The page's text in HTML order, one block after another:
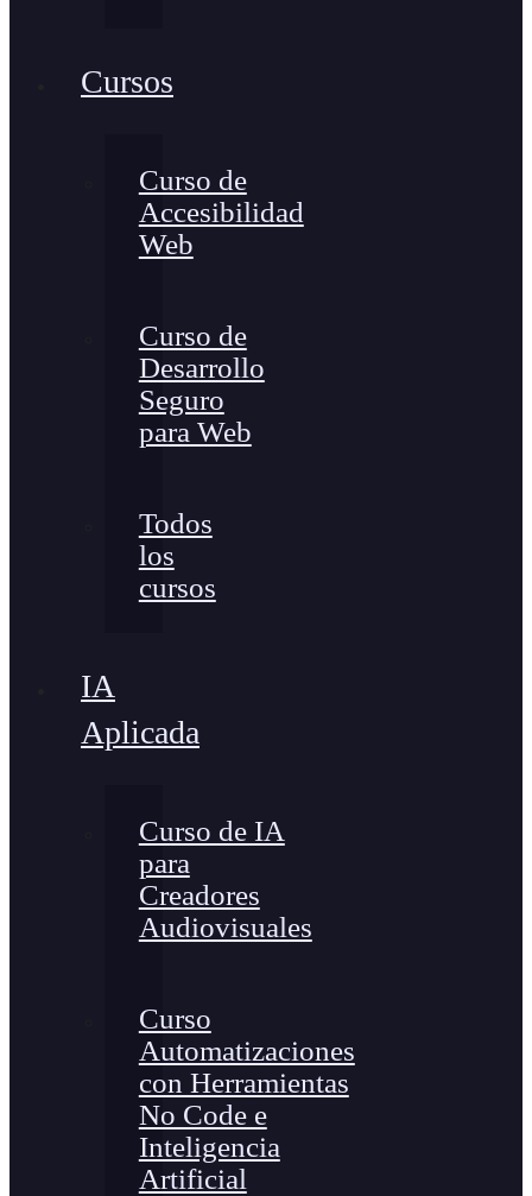
Cursos
Curso de
Accesibilidad
Web
Curso de
Desarrollo
Seguro
para Web
Todos
los
cursos
IA
Aplicada
Curso de IA
para
Creadores
Audiovisuales
Curso
Automatizaciones
con Herramientas
No Code e
Inteligencia
Artificial